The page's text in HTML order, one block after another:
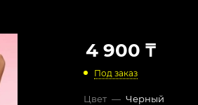
4 900 ₸
Под заказ
Цвет — Черный